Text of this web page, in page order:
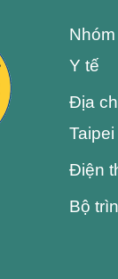
Y tế
Địa
Điện
Bộ